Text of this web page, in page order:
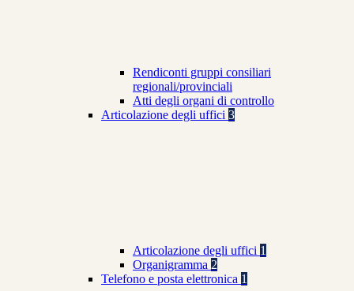
Rendiconti gruppi consiliari
regionali/provinciali
Atti degli organi di controllo
Articolazione degli uffici 3
Articolazione degli uffici 1
Organigramma 2
Telefono e posta elettronica 1